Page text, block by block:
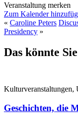
Veranstaltung merken
Zum Kalender
« Caroline Peters
Presidency »
Das könnte
Kulturveranstaltungen,
Geschichten, die